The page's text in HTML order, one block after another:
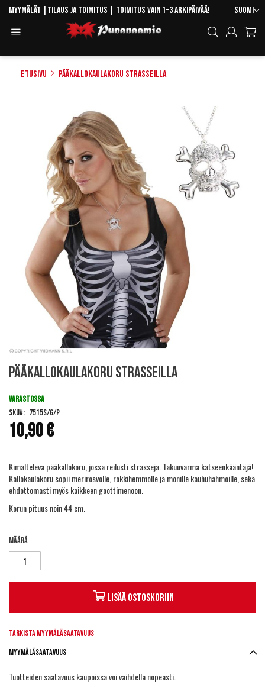
Skip
Content
Kieli
Suomi
Myymälät Tilaus ja toimitus | Toimitus vain 1-3 arkipäivää!
Hae
Etusivu Pääkallokaulakoru strasseilla
to
beginning
the
images
gallery
Pääkallokaulakoru strasseilla
10,90 €
VARASTOSSA
SKU
7515S/6/P
Kimalteleva pääkallokoru, jossa reilusti strasseja. Takuuvarma katseenkääntäjä!
Kallokaulakoru sopii merirosvolle, rokkihemmolle ja monille kauhuhahmoille, sekä
ehdottomasti myös kaikkeen goottimenoon.
Korun pituus noin 44 cm.
Määrä
Lisää ostoskoriin
Tarkista myymäläsaatavuus
Myymäläsaatavuus
Tuotteiden saatavuus kaupoissa voi vaihdella nopeasti.